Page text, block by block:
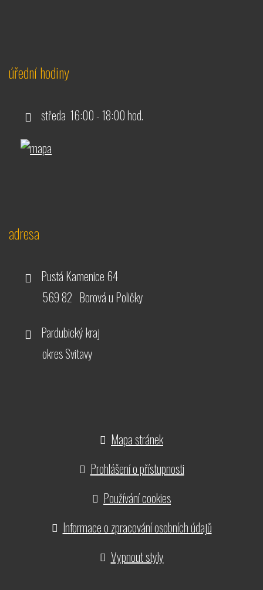
úřední hodiny
středa 16:00 - 18:00 hod.
adresa
Pustá Kamenice 64
569 82 Borová u Poličky
Pardubický kraj
okres Svitavy
Mapa stránek
Prohlášení o přístupnosti
Používání cookies
Informace o zpracování osobních údajů
Vypnout styly